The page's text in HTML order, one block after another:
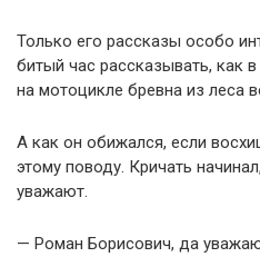
Только его рассказы особо
битый час рассказывать, как
на мотоцикле бревна из леса
А как он обижался, если
этому поводу. Кричать
уважают.
— Роман Борисович, да